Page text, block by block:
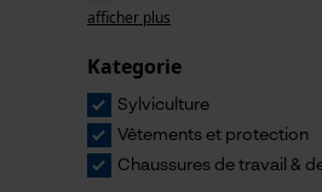
afficher plus
Kategorie
Sylviculture
Vêtements et protection
Chaussures de travail &